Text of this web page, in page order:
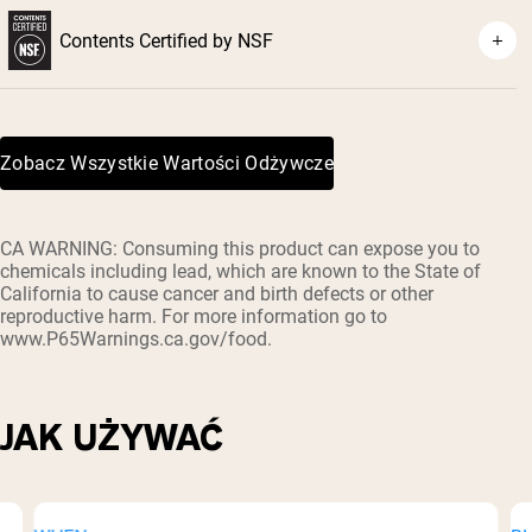
Contents Certified by NSF
Zobacz Wszystkie Wartości Odżywcze
CA WARNING: Consuming this product can expose you to
chemicals including lead, which are known to the State of
California to cause cancer and birth defects or other
reproductive harm. For more information go to
www.P65Warnings.ca.gov/food.
JAK UŻYWAĆ